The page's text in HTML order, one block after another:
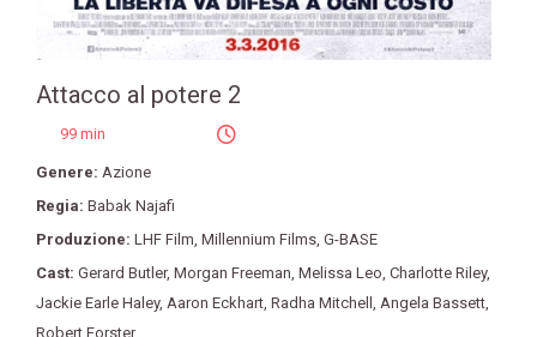
Attacco al potere 2
99 min
Genere: Azione
Regia: Babak Najafi
Produzione: LHF Film, Millennium Films, G-BASE
Cast: Gerard Butler, Morgan Freeman, Melissa Leo, Charlotte Riley,
Jackie Earle Haley, Aaron Eckhart, Radha Mitchell , Angela Bassett,
Robert Forster